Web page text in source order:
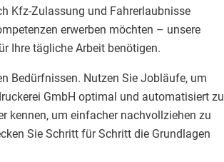
Kfz-Zulassung und Fahrerlaubnisse
erwerben möchten – unsere
Ihre tägliche Arbeit benötigen.
Bedürfnissen. Nutzen Sie Jobläufe, um
GmbH optimal und automatisiert zu
kennen, um einfacher nachvollziehen zu
Sie Schritt für Schritt die Grundlagen